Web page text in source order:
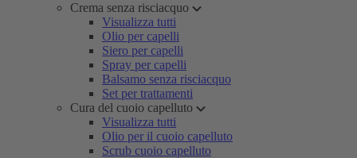
Crema senza risciacquo
Visualizza tutti
Olio per capelli
Siero per capelli
Spray per capelli
Balsamo senza risciacquo
Set per trattamenti
Cura del cuoio capelluto
Visualizza tutti
Olio per il cuoio capelluto
Scrub cuoio capelluto